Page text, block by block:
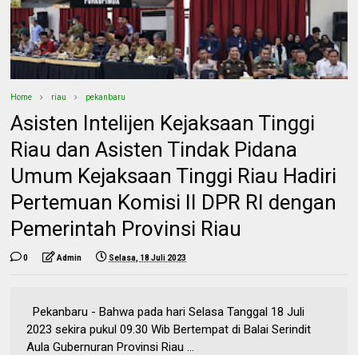
Home riau pekanbaru
Asisten Intelijen Kejaksaan Tinggi
Riau dan Asisten Tindak Pidana
Umum Kejaksaan Tinggi Riau Hadiri
Pertemuan Komisi II DPR RI dengan
Pemerintah Provinsi Riau
0 Admin Selasa, 18 Juli 2023
Pekanbaru - Bahwa pada hari Selasa Tanggal 18 Juli
2023 sekira pukul 09.30 Wib Bertempat di Balai Serindit
Aula Gubernuran Provinsi Riau ...